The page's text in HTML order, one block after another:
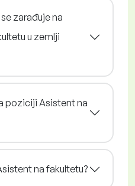
zarađuje na
u zemlji
poziciji Asistent na
na fakultetu?